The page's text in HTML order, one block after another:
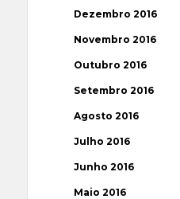
Dezembro 2016
Novembro 2016
Outubro 2016
Setembro 2016
Agosto 2016
Julho 2016
Junho 2016
Maio 2016